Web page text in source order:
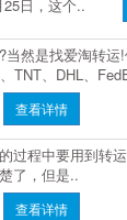
日，这个..
当然是找爱淘转运!
TNT、DHL、
查看详情
过程中要用到转
了，但是..
查看详情